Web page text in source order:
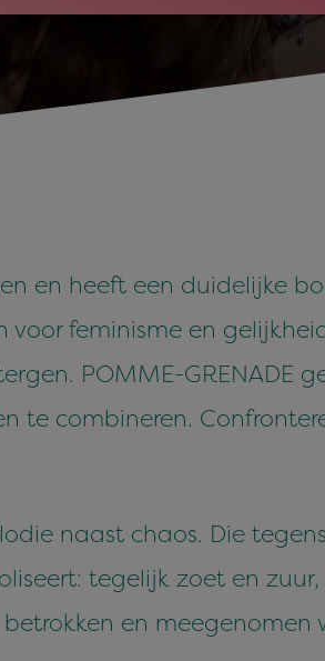
en heeft een duidelijke
voor feminisme en
POMME-GRENADE
te combineren.
naast chaos. Die
tegelijk zoet en
en meegenomen